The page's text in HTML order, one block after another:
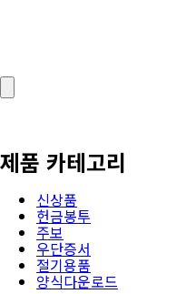
제품 카테고리
신상품
헌금봉투
주보
우단증서
절기용품
양식다운로드